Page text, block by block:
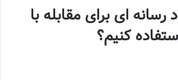
رسانه ای برای مقابله با
کنیم؟